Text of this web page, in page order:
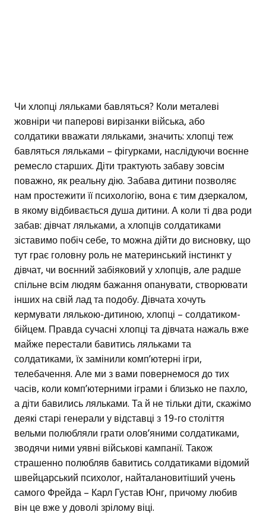
Чи хлопці ляльками бавляться? Коли металеві
жовніри чи паперові вирізанки війська, або
солдатики вважати ляльками, значить: хлопці теж
бавляться ляльками – фігурками, наслідуючи воєнне
ремесло старших. Діти трактують забаву зовсім
поважно, як реальну дію. Забава дитини позволяє
нам простежити її психологію, вона є тим дзеркалом,
в якому відбивається душа дитини. А коли ті два роди
забав: дівчат ляльками, а хлопців солдатиками
зіставимо побіч себе, то можна дійти до висновку, що
тут грає головну роль не материнський інстинкт у
дівчат, чи воєнний забіяковий у хлопців, але радше
спільне всім людям бажання опанувати, створювати
інших на свій лад та подобу. Дівчата хочуть
кермувати лялькою-дитиною, хлопці – солдатиком-
бійцем. Правда сучасні хлопці та дівчата нажаль вже
майже перестали бавитись ляльками та
солдатиками, їх замінили комп’ютерні ігри,
телебачення. Але ми з вами повернемося до тих
часів, коли комп’ютерними іграми і близько не пахло,
а діти бавились ляльками. Та й не тільки діти, скажімо
деякі старі генерали у відставці з 19-го століття
вельми полюбляли грати олов’яними солдатиками,
зводячи ними уявні військові кампанії. Також
страшенно полюбляв бавитись солдатиками відомий
швейцарський психолог, найталановитіший учень
самого Фрейда – Карл Густав Юнг, причому любив
він це вже у доволі зрілому віці.